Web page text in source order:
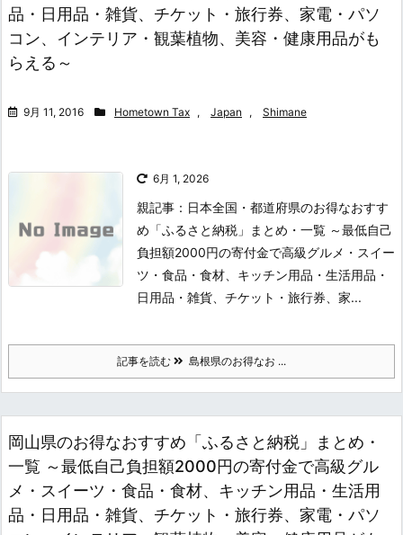
品・日用品・雑貨、チケット・旅行券、家電・パソ
コン、インテリア・観葉植物、美容・健康用品がも
らえる～
9月 11, 2016 Hometown Tax , Japan , Shimane
6月 1, 2026
親記事：日本全国・都道府県のお得なおすす
め「ふるさと納税」まとめ・一覧 ～最低自己
負担額2000円の寄付金で高級グルメ・スイー
ツ・食品・食材、キッチン用品・生活用品・
日用品・雑貨、チケット・旅行券、家...
記事を読む 島根県のお得なお ...
岡山県のお得なおすすめ「ふるさと納税」まとめ・
一覧 ～最低自己負担額2000円の寄付金で高級グル
メ・スイーツ・食品・食材、キッチン用品・生活用
品・日用品・雑貨、チケット・旅行券、家電・パソ